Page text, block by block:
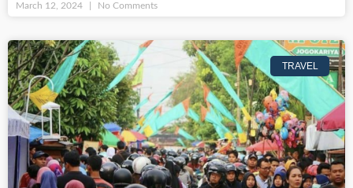
March 12, 2024 No Comments
TRAVEL